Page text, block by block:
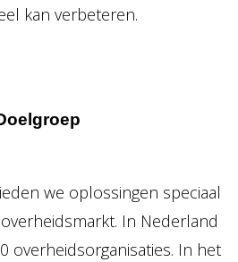
kan verbeteren.
we oplossingen speciaal
In Nederland
overheidsorganisaties. In het